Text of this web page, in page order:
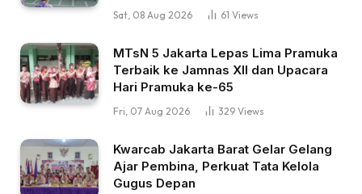
Sat, 08 Aug 2026 61 Views
MTsN 5 Jakarta Lepas Lima Pramuka
Terbaik ke Jamnas XII dan Upacara
Hari Pramuka ke-65
Fri, 07 Aug 2026 329 Views
Kwarcab Jakarta Barat Gelar Gelang
Ajar Pembina, Perkuat Tata Kelola
Gugus Depan